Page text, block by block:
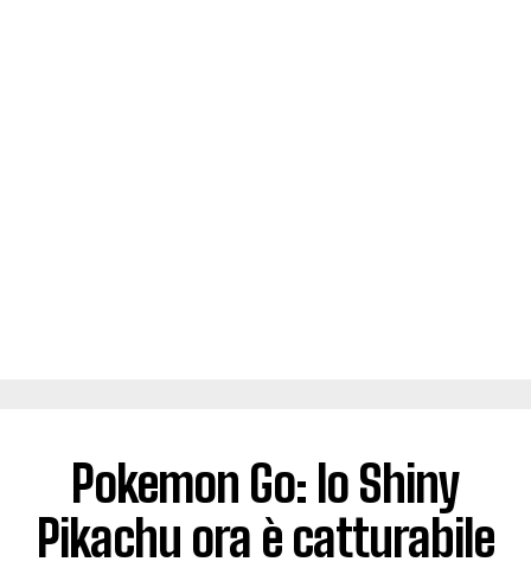
Pokemon Go: lo Shiny
Pikachu ora è catturabile